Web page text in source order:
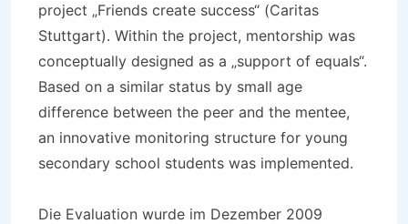
project „Friends create success“ (Caritas
Stuttgart). Within the project, mentorship was
conceptually designed as a „support of equals“.
Based on a similar status by small age
difference between the peer and the mentee,
an innovative monitoring structure for young
secondary school students was implemented.
Die Evaluation wurde im Dezember 2009